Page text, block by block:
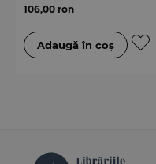
106,00 ron